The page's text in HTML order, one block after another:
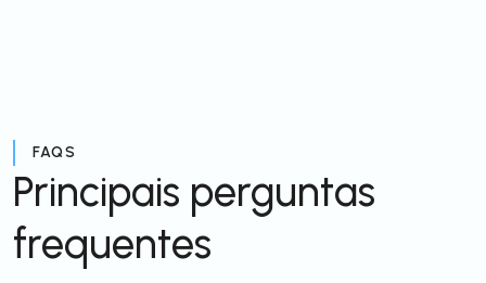
FAQS
Principais perguntas
frequentes